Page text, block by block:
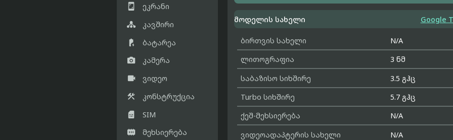
 ეკრანი
 კავშირი
 ბატარეა
 კამერა
 ვიდეო
 კონსტრუქცია
 SIM
 მეხსიერება
მოდელის სახელი Google
ბირთვის სახელი
N/A
ლითოგრაფია
3 ნმ
საბაზისო სიხშირე
3.5 გჰც
Turbo სიხშირე
5.7 გჰც
ქეშ-მეხსიერება
N/A
ვიდეოადაპტერის სახელი
N/A